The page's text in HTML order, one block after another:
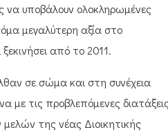
να υποβάλουν ολοκληρωμένες
μεγαλύτερη αξία στο
από το 2011.
σε σώμα και στη συνέχεια
τις προβλεπόμενες
της νέας Διοικητικής